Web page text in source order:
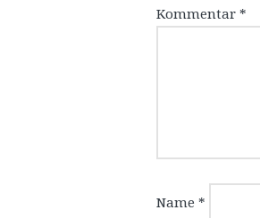
Kommentar *
Name *